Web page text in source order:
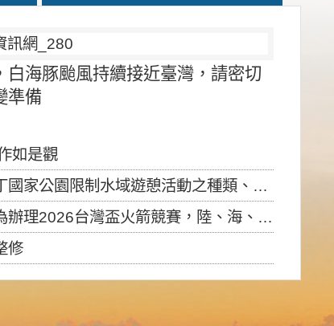
海豚颱風持續接近臺灣，請密切
準備
如是觀
制水域遊憩活動之種類、範圍、時間及行為」，自即日生效。
盃火箭競賽，陸、海、空域警戒及協調相關事宜，因颱風備案事宜
修